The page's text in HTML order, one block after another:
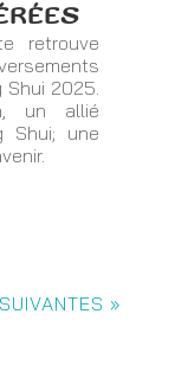
retrouve
Shui 2025.
un allié
Shui; une
»